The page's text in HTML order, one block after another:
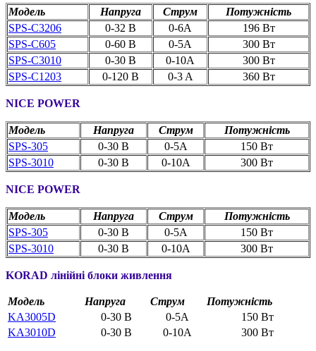
Модель Напруга Струм
Потужність
SPS-C3206 0-32 В 0-6A
196 Вт
SPS-С605
0-60 В 0-5A
300 Вт
SPS-С3010
0-30 В 0-10A
300 Вт
SPS-С1203
0-120 В 0-3 A 360 Вт
NICE POWER
Модель Напруга Струм
Потужність
SPS-305 0-30 В 0-5A
150 Вт
SPS-3010 0-30 В 0-10A 300 Вт
NICE POWER
Модель Напруга Струм
Потужність
SPS-305 0-30 В 0-5A
150 Вт
SPS-3010 0-30 В 0-10A 300 Вт
KORAD лінійні блоки живлення
Модель Напруга Струм
Потужність
KA3005D
0-30 В 0-5A
150 Вт
KA3010D
0-30 В 0-10A 300 Вт